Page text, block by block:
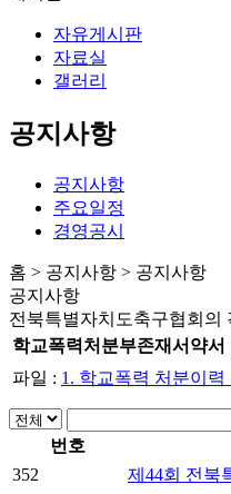
자유게시판
자료실
갤러리
공지사항
공지사항
주요일정
경영공시
홈 > 공지사항 > 공지사항
공지사항
전북특별자치도축구협회의
학교폭력처분부존재서약서
파일 : 1. 학교폭력 처분이
번호
352
제44회 전북